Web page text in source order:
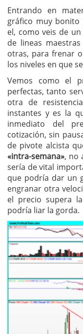
Entrando en
gráfico muy bonito
el, como veis de
de lineas
otras, para frenar
los niveles en que
Vemos como el
perfectas, tanto
otra de
instantes y es la
inmediato del
cotización, sin
de pivote alcista
«intra-semana», no
sería de vital
que podría dar un
engranar otra
el precio supera
podría liar la gorda.